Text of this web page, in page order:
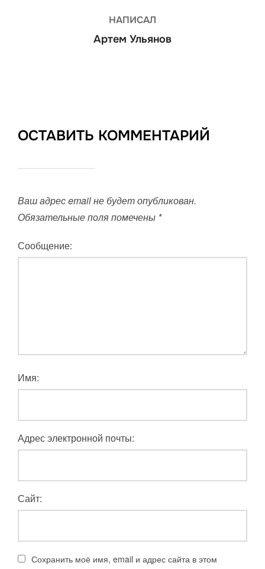
НАПИСАЛ
Артем Ульянов
ОСТАВИТЬ КОММЕНТАРИЙ
Ваш адрес email не будет опубликован.
Обязательные поля помечены *
Сообщение:
Имя:
Адрес электронной почты:
Сайт:
Сохранить моё имя, email и адрес сайта в этом